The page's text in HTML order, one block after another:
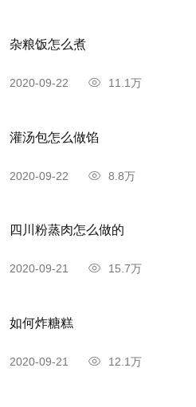
千层油糕是扬州的特色
清晰。菱形块的糕点，半
杂粮饭怎么煮
2020-09-22 11.1万
灌汤包怎么做馅
2020-09-22 8.8万
四川粉蒸肉怎么做的
2020-09-21 15.7万
如何炸糖糕
2020-09-21 12.1万